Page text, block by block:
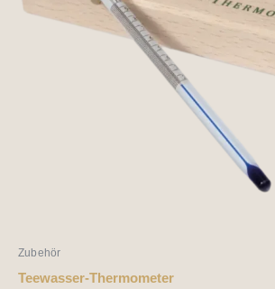
Zubehör
Teewasser-Thermometer